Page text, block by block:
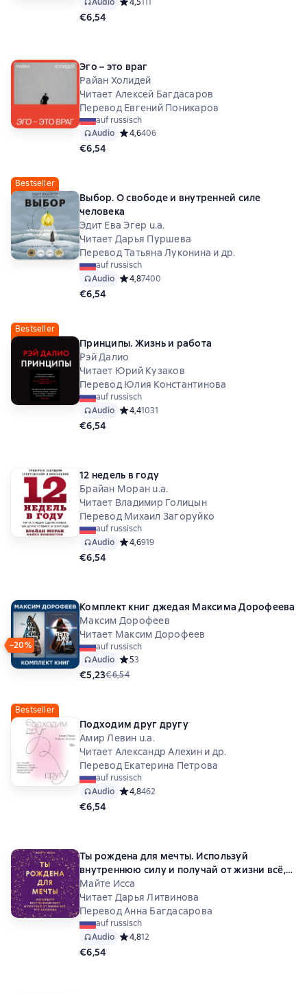
€6,54
Эго – это враг
Райан Холидей
Читает Алексей Багдасаров
Перевод Евгений Поникаров
auf russisch
Audio Средний рейтинг 4,6 на основе 406 оценок
4,6406
€6,54
Bestseller
Выбор. О свободе и внутренней силе
человека
Эдит Ева Эгер u.a.
Читает Дарья Пуршева
Перевод Татьяна Луконина и др.
auf russisch
Audio Средний рейтинг 4,8 на основе 7400 оценок
4,87400
€6,54
Bestseller
Принципы. Жизнь и работа
Рэй Далио
Читает Юрий Кузаков
Перевод Юлия Константинова
auf russisch
Audio Средний рейтинг 4,4 на основе 1031 оценок
4,41031
€6,54
12 недель в году
Брайан Моран u.a.
Читает Владимир Голицын
Перевод Михаил Загоруйко
auf russisch
Audio Средний рейтинг 4,6 на основе 919 оценок
4,6919
€6,54
−20%
Комплект книг джедая Максима Дорофеева
Максим Дорофеев
Читает Максим Дорофеев
auf russisch
Audio Средний рейтинг 5 на основе 3 оценок
53
€5,23€6,54
Bestseller
Подходим друг другу
Амир Левин u.a.
Читает Александр Алехин и др.
Перевод Екатерина Петрова
auf russisch
Audio Средний рейтинг 4,8 на основе 462 оценок
4,8462
€6,54
Ты рождена для мечты. Используй
внутреннюю силу и получай от жизни всё,
что захочешь
Майте Исса
Читает Дарья Литвинова
Перевод Анна Багдасарова
auf russisch
Audio Средний рейтинг 4,8 на основе 12 оценок
4,812
€6,54